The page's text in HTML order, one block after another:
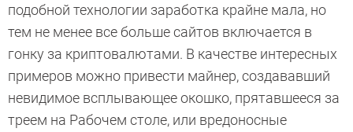
подобной технологии заработка крайне мала, но
тем не менее все больше сайтов включается в
гонку за криптовалютами. В качестве интересных
примеров можно привести майнер, создававший
невидимое всплывающее окошко, прятавшееся за
треем на Рабочем столе, или вредоносные